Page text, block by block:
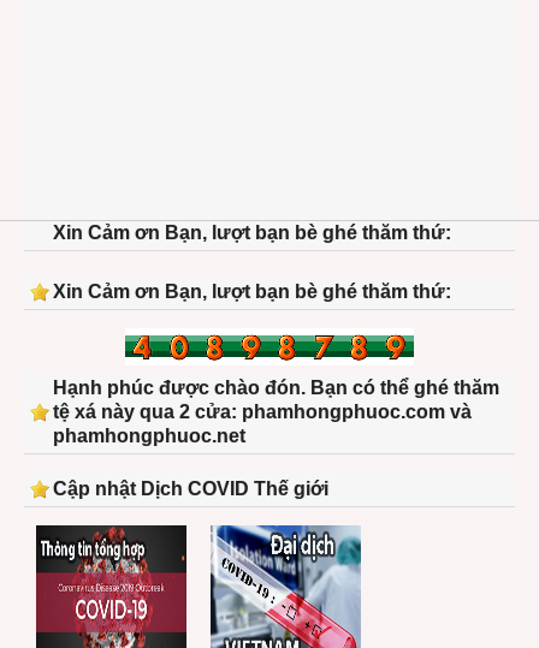
Xin Cảm ơn Bạn, lượt bạn bè ghé thăm thứ:
Xin Cảm ơn Bạn, lượt bạn bè ghé thăm thứ:
Hạnh phúc được chào đón. Bạn có thể ghé thăm
tệ xá này qua 2 cửa: phamhongphuoc.com và
phamhongphuoc.net
Cập nhật Dịch COVID Thế giới